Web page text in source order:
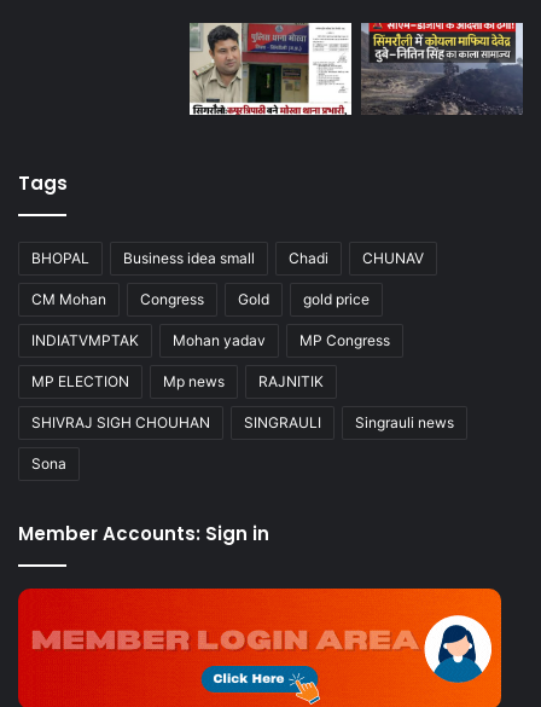
Tags
BHOPAL Business idea small Chadi CHUNAV
CM Mohan Congress Gold gold price
INDIATVMPTAK Mohan yadav MP Congress
MP ELECTION Mp news RAJNITIK
SHIVRAJ SIGH CHOUHAN SINGRAULI Singrauli news
Sona
Member Accounts: Sign in